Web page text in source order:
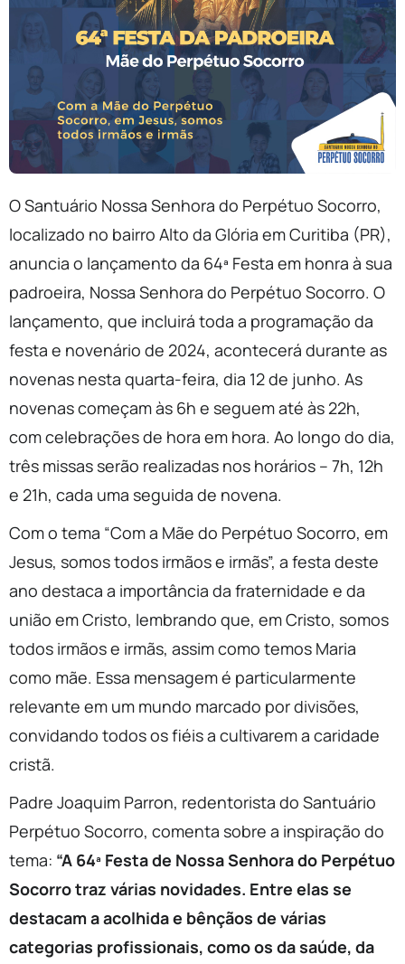
O Santuário Nossa Senhora do Perpétuo Socorro,
localizado no bairro Alto da Glória em Curitiba (PR),
anuncia o lançamento da 64ª Festa em honra à sua
padroeira, Nossa Senhora do Perpétuo Socorro. O
lançamento, que incluirá toda a programação da
festa e novenário de 2024, acontecerá durante as
novenas nesta quarta-feira, dia 12 de junho. As
novenas começam às 6h e seguem até às 22h,
com celebrações de hora em hora. Ao longo do dia,
três missas serão realizadas nos horários – 7h, 12h
e 21h, cada uma seguida de novena.
Com o tema “Com a Mãe do Perpétuo Socorro, em
Jesus, somos todos irmãos e irmãs”, a festa deste
ano destaca a importância da fraternidade e da
união em Cristo, lembrando que, em Cristo, somos
todos irmãos e irmãs, assim como temos Maria
como mãe. Essa mensagem é particularmente
relevante em um mundo marcado por divisões,
convidando todos os fiéis a cultivarem a caridade
cristã.
Padre Joaquim Parron, redentorista do Santuário
Perpétuo Socorro, comenta sobre a inspiração do
tema: “A 64ª Festa de Nossa Senhora do Perpétuo
Socorro traz várias novidades. Entre elas se
destacam a acolhida e bênçãos de várias
categorias profissionais, como os da saúde, da